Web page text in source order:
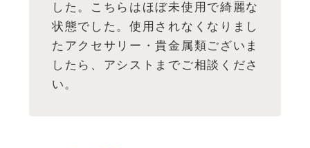
した。こちらはほぼ未使用で綺麗な
状態でした。使用されなくなりまし
たアクセサリー・貴金属類ございま
したら、アシストまでご相談くださ
い。